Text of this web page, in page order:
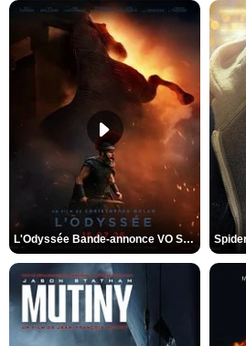
L'Odyssée Bande-annonce VO STFR